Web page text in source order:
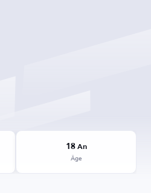
18An
Âge